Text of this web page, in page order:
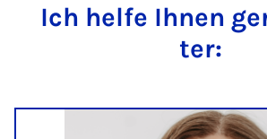
Ich hel­fe Ih­nen
ter: